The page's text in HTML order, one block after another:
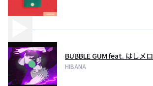
BUBBLE GUM feat. はしメロ
HIBANA